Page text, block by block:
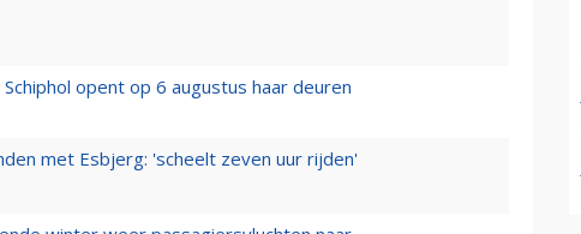
opent op 6 augustus haar deuren
met Esbjerg: 'scheelt zeven uur rijden'